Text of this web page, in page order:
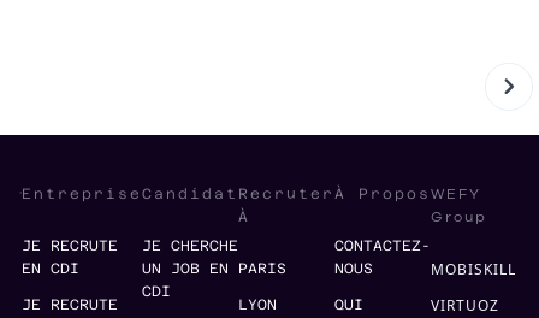
Entreprise
JE RECRUTE
EN CDI
JE RECRUTE
Candidat
JE CHERCHE
UN JOB EN
CDI
Recruter
À
PARIS
LYON
À Propos
CONTACTEZ-
NOUS
QUI
WEFY
Group
MOBISKILL
VIRTUOZ